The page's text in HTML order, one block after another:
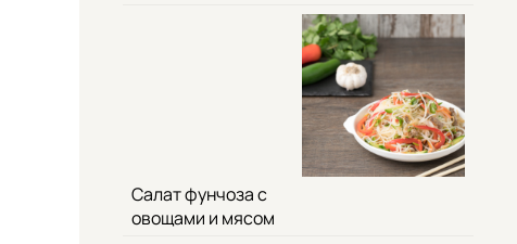
Салат фунчоза с
овощами и мясом